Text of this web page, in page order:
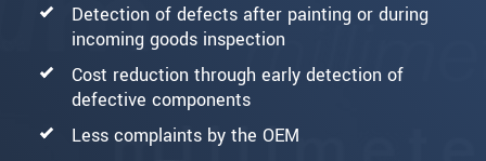
Detection of defects after painting or during
incoming goods inspection
Cost reduction through early detection of
defective components
Less complaints by the OEM